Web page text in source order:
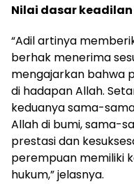
Nilai dasar keadilan
“Adil artinya
berhak menerima
mengajarkan bahwa
di hadapan Allah.
keduanya sama-
Allah di bumi, sama-
prestasi dan
perempuan memiliki
hukum,” jelasnya.